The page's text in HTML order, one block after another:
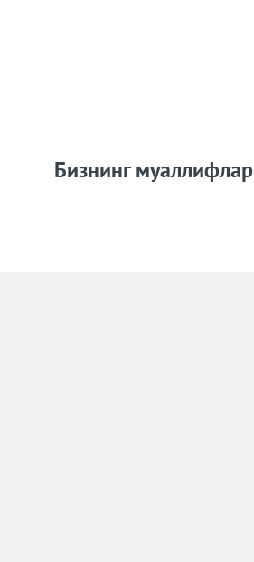
Бизнинг муаллифлар